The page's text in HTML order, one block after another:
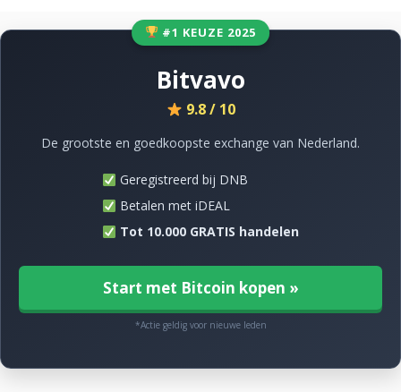
#1 KEUZE 2025
Bitvavo
9.8 / 10
De grootste en goedkoopste exchange van Nederland.
Geregistreerd bij DNB
Betalen met iDEAL
Tot 10.000 GRATIS handelen
Start met Bitcoin kopen »
*Actie geldig voor nieuwe leden